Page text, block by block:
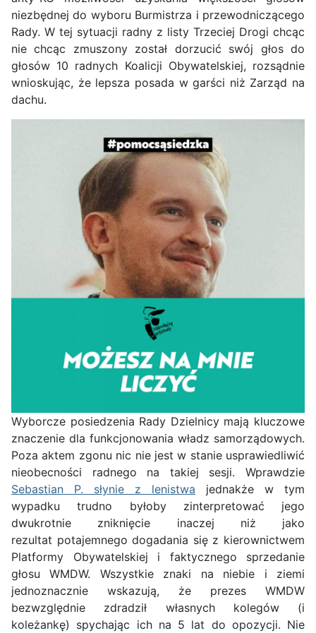
niezbędnej do wyboru Burmistrza i przewodniczącego
Rady. W tej sytuacji radny z listy Trzeciej Drogi chcąc
nie chcąc zmuszony został dorzucić swój głos do
głosów 10 radnych Koalicji Obywatelskiej, rozsądnie
wnioskując, że lepsza posada w garści niż Zarząd na
dachu.
Wyborcze posiedzenia Rady Dzielnicy mają kluczowe
znaczenie dla funkcjonowania władz samorządowych.
Poza aktem zgonu nic nie jest w stanie usprawiedliwić
nieobecności radnego na takiej sesji. Wprawdzie
Sebastian P. słynie z lenistwa jednakże w tym
wypadku trudno byłoby zinterpretować jego
dwukrotnie zniknięcie inaczej niż jako
rezultat potajemnego dogadania się z kierownictwem
Platformy Obywatelskiej i faktycznego sprzedanie
głosu WMDW. Wszystkie znaki na niebie i ziemi
jednoznacznie wskazują, że prezes WMDW
bezwzględnie zdradził własnych kolegów (i
koleżankę) spychając ich na 5 lat do opozycji. Nie